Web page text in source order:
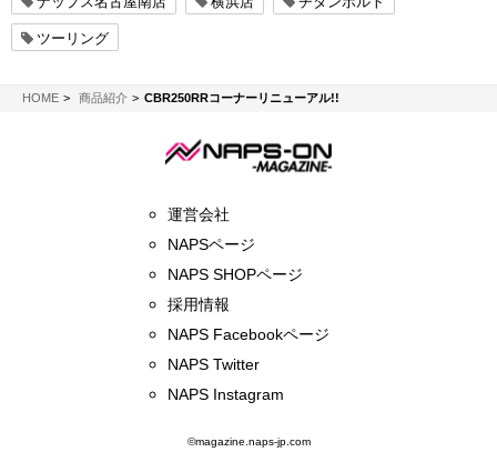
ツーリング
HOMENAPS-ON マガジン
商品紹介 CBR250RRコーナーリニューアル!!
運営会社
NAPSページ
NAPS SHOPページ
採用情報
NAPS Facebookページ
NAPS Twitter
NAPS Instagram
©magazine.naps-jp.com